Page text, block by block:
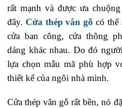
rất mạnh và được ưa
đây. Cửa thép vân gỗ có thể
cửa ban công, cửa thông
dáng khác nhau. Do đó
lựa chọn mẫu mã phù hợp
thiết kế của ngôi nhà mình.
Cửa thép vân gỗ rất bền, nó